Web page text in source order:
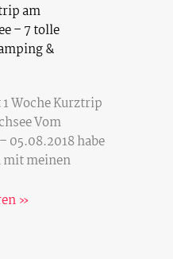
am
– 7 tolle
&
Woche Kurztrip
Vom
05.08.2018 habe
mit meinen
»